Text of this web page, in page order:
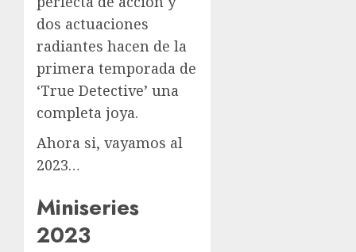
dos actuaciones
radiantes hacen de la
primera temporada de
‘True Detective’ una
completa joya.
Ahora si, vayamos al
2023…
Miniseries
2023